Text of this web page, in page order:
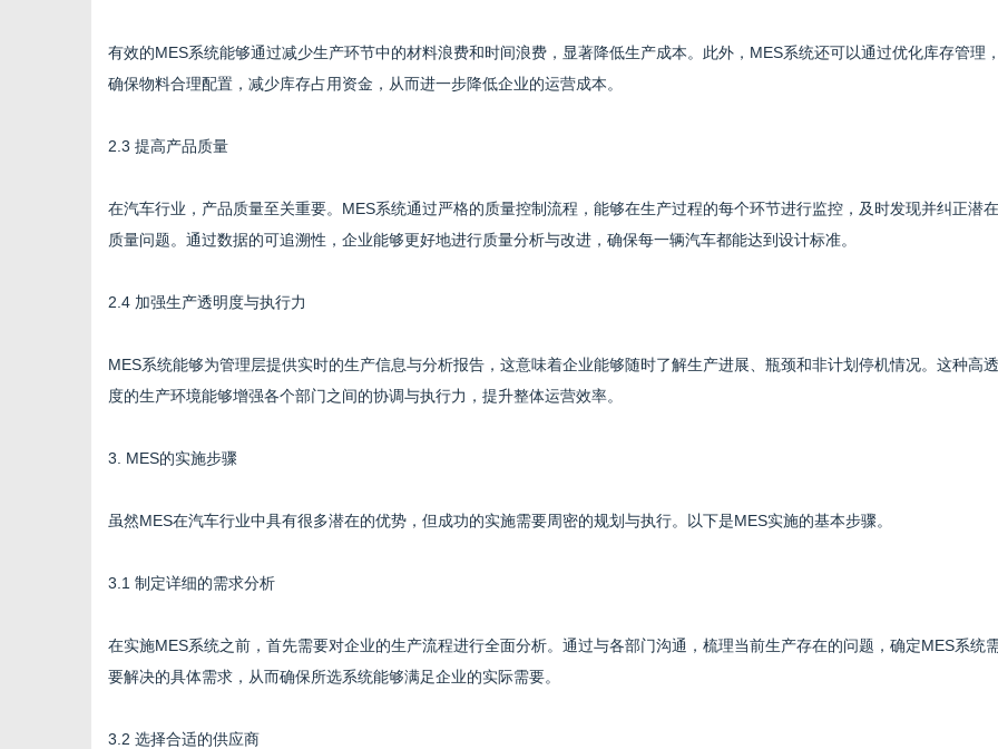
有效的MES系统能够通过减少生产环节中的材料浪费和时间浪费，显著降低生产成本。此外，MES系统还可以通过优化库存管理
确保物料合理配置，减少库存占用资金，从而进一步降低企业的运营成本。
2.3 提高产品质量
在汽车行业，产品质量至关重要。MES系统通过严格的质量控制流程，能够在生产过程的每个环节进行监控，及时发现并纠正潜
质量问题。通过数据的可追溯性，企业能够更好地进行质量分析与改进，确保每一辆汽车都能达到设计标准。
2.4 加强生产透明度与执行力
MES系统能够为管理层提供实时的生产信息与分析报告，这意味着企业能够随时了解生产进展、瓶颈和非计划停机情况。这种高
度的生产环境能够增强各个部门之间的协调与执行力，提升整体运营效率。
3. MES的实施步骤
虽然MES在汽车行业中具有很多潜在的优势，但成功的实施需要周密的规划与执行。以下是MES实施的基本步骤。
3.1 制定详细的需求分析
在实施MES系统之前，首先需要对企业的生产流程进行全面分析。通过与各部门沟通，梳理当前生产存在的问题，确定MES系统
要解决的具体需求，从而确保所选系统能够满足企业的实际需要。
3.2 选择合适的供应商